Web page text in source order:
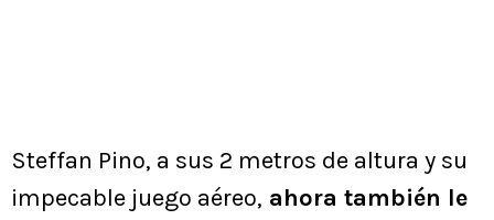
Steffan Pino, a sus 2 metros de altura y su
impecable juego aéreo, ahora también le